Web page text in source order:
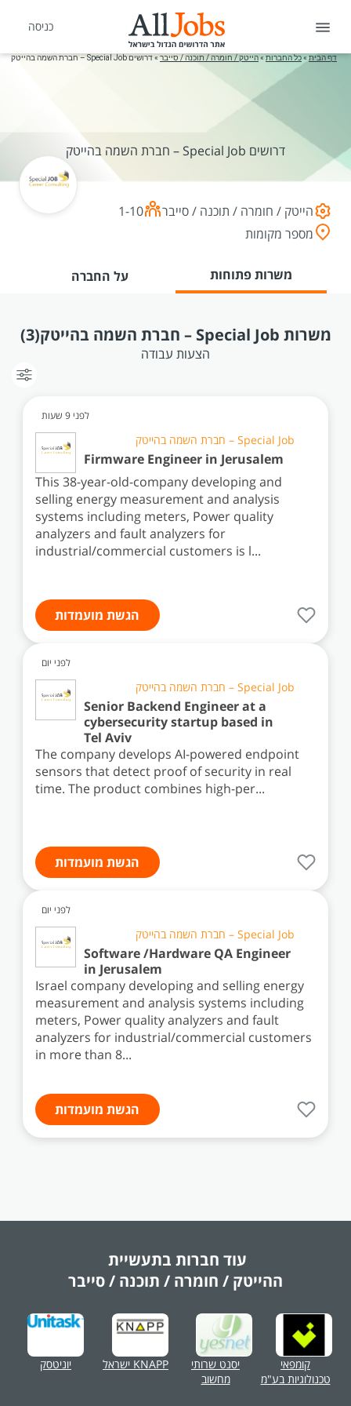
כניסה
דף הבית »כל החברות »הייטק / חומרה / תוכנה / סייבר»דרושים Special Job – חברת השמה בהייטק
דרושים Special Job – חברת השמה בהייטק
הייטק / חומרה / תוכנה / סייבר
1-10
מספר מקומות
משרות פתוחות על החברה
משרות Special Job – חברת השמה בהייטק (3)
הצעות עבודה
לפני 9 שעות
Special Job – חברת השמה בהייטק
Firmware Engineer in Jerusalem
This 38-year-old-company developing and
selling energy measurement and analysis
systems including meters, Power quality
analyzers and fault analyzers for
industrial/commercial customers is l...
הגשת מועמדות
לפני יום
Special Job – חברת השמה בהייטק
Senior Backend Engineer at a
cybersecurity startup based in
Tel Aviv
The company develops AI-powered endpoint
sensors that detect proof of security in real
time. The product combines high-per...
הגשת מועמדות
לפני יום
Special Job – חברת השמה בהייטק
Software /Hardware QA Engineer
in Jerusalem
Israel company developing and selling energy
measurement and analysis systems including
meters, Power quality analyzers and fault
analyzers for industrial/commercial customers
in more than 8...
הגשת מועמדות
עוד חברות בתעשיית
ההייטק / חומרה / תוכנה / סייבר
קומפאי
טכנולוגיות בע"מ
יסנט שרותי
מחשוב
KNAPP ישראל יוניטסק